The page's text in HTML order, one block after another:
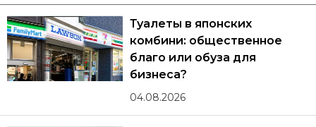
Туалеты в японских
комбини: общественное
благо или обуза для
бизнеса?
04.08.2026